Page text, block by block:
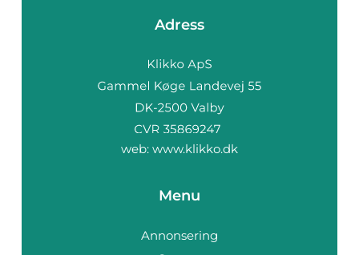
Adress
web: www.klikko.dk
Menu
Annonsering